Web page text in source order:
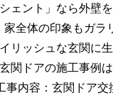
ェント」なら外壁
家全体の印象もガラ
リッシュな玄関に
関ドアの施工事例は
事内容：玄関ドア